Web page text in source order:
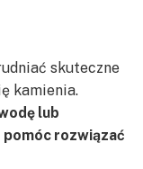
skuteczne
kamienia.
lub
rozwiązać